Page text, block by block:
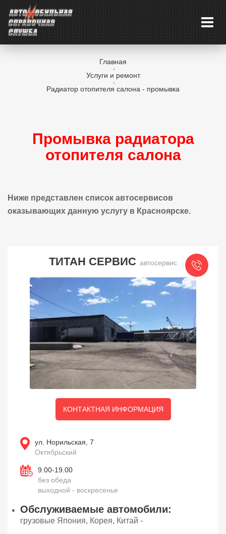
Главная
Услуги и ремонт
Радиатор отопителя салона - промывка
Промывка радиатора
отопителя салона
Ниже представлен список автосервисов
оказывающих данную услугу в Красноярске.
ТИТАН СЕРВИС автосервис
КОНТАКТНАЯ ИНФОРМАЦИЯ
ул. Норильская, 7
Октябрьский
9.00-19.00
без обеда
выходной - воскресенье
Обслуживаемые автомобили:
грузовые Япония, Корея, Китай -